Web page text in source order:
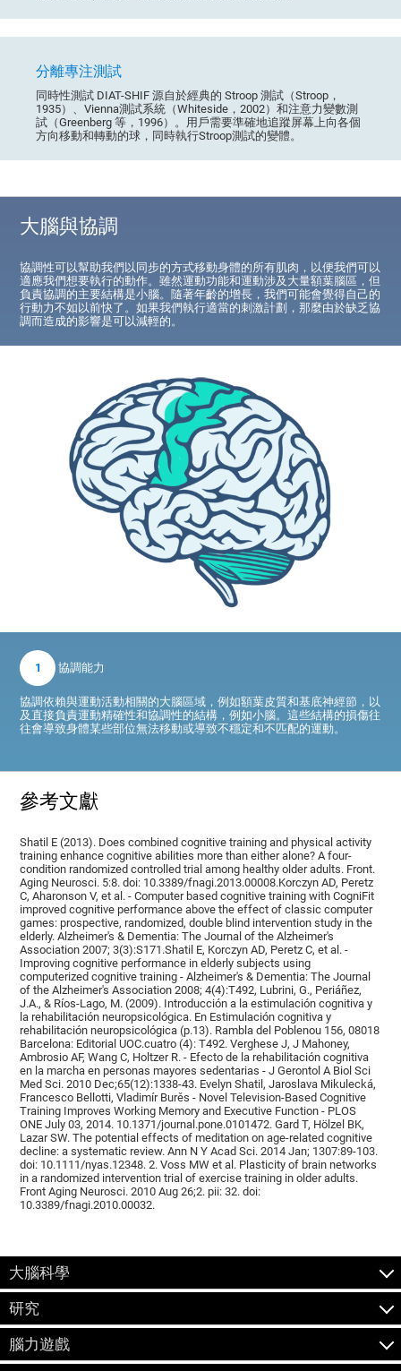
分離專注測試
同時性測試 DIAT-SHIF 源自於經典的 Stroop 測試（Stroop，
1935）、Vienna測試系統（Whiteside，2002）和注意力變數測
試（Greenberg 等，1996）。用戶需要準確地追蹤屏幕上向各個
方向移動和轉動的球，同時執行Stroop測試的變體。
大腦與協調
協調性可以幫助我們以同步的方式移動身體的所有肌肉，以便我們可以
適應我們想要執行的動作。雖然運動功能和運動涉及大量額葉腦區，但
負責協調的主要結構是小腦。隨著年齡的增長，我們可能會覺得自己的
行動力不如以前快了。如果我們執行適當的刺激計劃，那麼由於缺乏協
調而造成的影響是可以減輕的。
1 協調能力
協調依賴與運動活動相關的大腦區域，例如額葉皮質和基底神經節，以
及直接負責運動精確性和協調性的結構，例如小腦。這些結構的損傷往
往會導致身體某些部位無法移動或導致不穩定和不匹配的運動。
參考文獻
Shatil E (2013). Does combined cognitive training and physical activity
training enhance cognitive abilities more than either alone? A four-
condition randomized controlled trial among healthy older adults. Front.
Aging Neurosci. 5:8. doi: 10.3389/fnagi.2013.00008.Korczyn AD, Peretz
C, Aharonson V, et al. - Computer based cognitive training with CogniFit
improved cognitive performance above the effect of classic computer
games: prospective, randomized, double blind intervention study in the
elderly. Alzheimer's & Dementia: The Journal of the Alzheimer's
Association 2007; 3(3):S171.Shatil E, Korczyn AD, Peretz C, et al. -
Improving cognitive performance in elderly subjects using
computerized cognitive training - Alzheimer's & Dementia: The Journal
of the Alzheimer's Association 2008; 4(4):T492, Lubrini, G., Periáñez,
J.A., & Ríos-Lago, M. (2009). Introducción a la estimulación cognitiva y
la rehabilitación neuropsicológica. En Estimulación cognitiva y
rehabilitación neuropsicológica (p.13). Rambla del Poblenou 156, 08018
Barcelona: Editorial UOC.cuatro (4): T492. Verghese J, J Mahoney,
Ambrosio AF, Wang C, Holtzer R. - Efecto de la rehabilitación cognitiva
en la marcha en personas mayores sedentarias - J Gerontol A Biol Sci
Med Sci. 2010 Dec;65(12):1338-43. Evelyn Shatil, Jaroslava Mikulecká,
Francesco Bellotti, Vladimír Burěs - Novel Television-Based Cognitive
Training Improves Working Memory and Executive Function - PLOS
ONE July 03, 2014. 10.1371/journal.pone.0101472. Gard T, Hölzel BK,
Lazar SW. The potential effects of meditation on age-related cognitive
decline: a systematic review. Ann N Y Acad Sci. 2014 Jan; 1307:89-103.
doi: 10.1111/nyas.12348. 2. Voss MW et al. Plasticity of brain networks
in a randomized intervention trial of exercise training in older adults.
Front Aging Neurosci. 2010 Aug 26;2. pii: 32. doi:
10.3389/fnagi.2010.00032.
大腦科學
研究
腦力遊戲